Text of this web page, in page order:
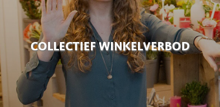
COLLECTIEF WINKELVERBOD